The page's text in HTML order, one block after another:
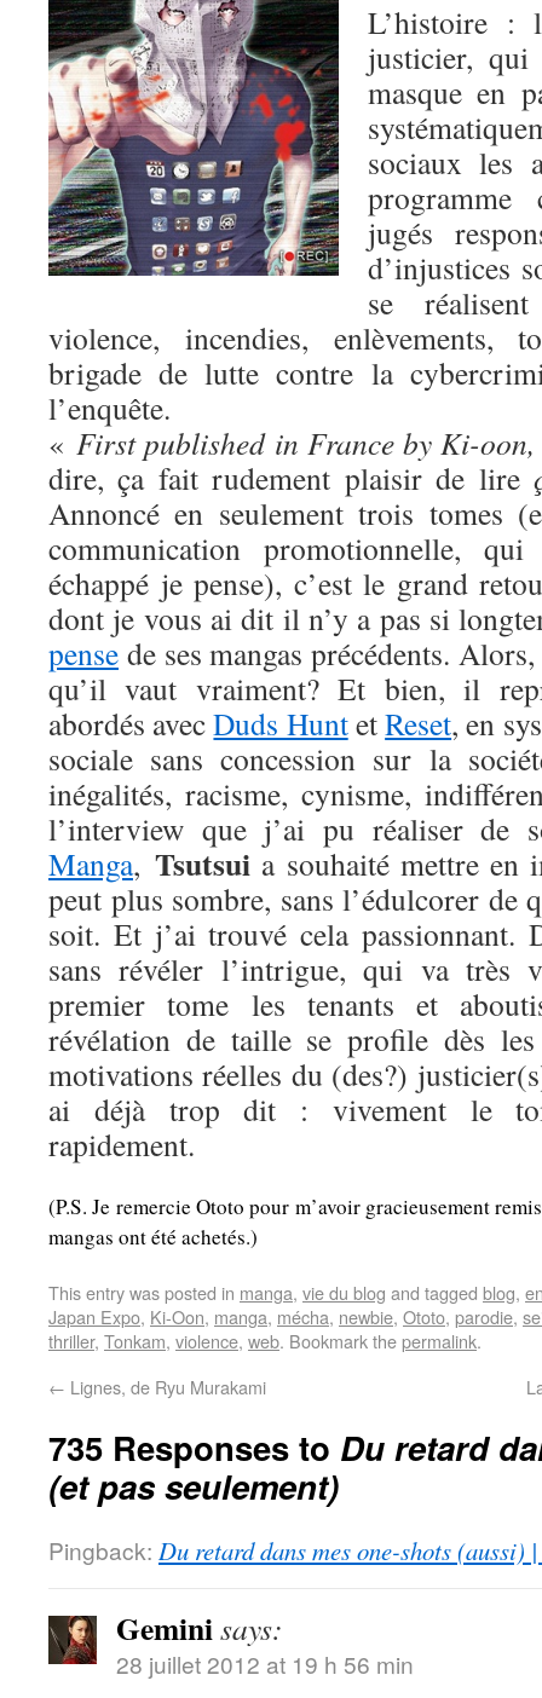
L’histoire :
justicier, qui
masque en
sociaux les
jugés
d’injustices
se
violence, incendies, enlèvements,
brigade de lutte contre la
l’enquête.
«First published in France by Ki-
dire, ça fait rudement plaisir de lire
Annoncé en seulement trois tomes
communication promotionnelle,
échappé je pense), c’est le grand
dont je vous ai dit il n’y a pas si
pense de ses mangas précédents.
qu’il vaut vraiment? Et bien, il
abordés avecDuds HuntetReset, en
sociale sans concession sur la
inégalités, racisme, cynisme,
l’interview que j’ai pu réaliser de
Manga,Tsutsui a souhaité mettre en
peut plus sombre, sans l’édulcorer de
soit. Et j’ai trouvé cela passionnant.
sans révéler l’intrigue, qui va très
premier tome les tenants et
révélation de taille se profile dès
motivations réelles du (des?)
ai déjà trop dit : vivement le
rapidement.
(P.S. Je remercie Ototo pour m’avoir gracieusement
mangas ont été achetés.)
This entry was posted in manga, vie du blog and tagged blog,
Japan Expo, Ki-Oon, manga, mécha, newbie, Ototo, parodie,
thriller, Tonkam, violence, web. Bookmark thepermalink.
← Lignes, de Ryu Murakami
735 Responses to Du retard
(et pas seulement)
Pingback: Du retard dans mes one-shots (aussi)
Geminisays:
28 juillet 2012 at 19 h 56 min